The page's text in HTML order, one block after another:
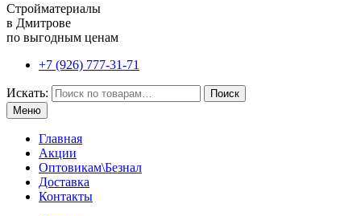
Стройматериалы
в Дмитрове
по выгодным ценам
+7 (926) 777-31-71
Искать:
Поиск
Меню
Главная
Акции
Оптовикам\Безнал
Доставка
Контакты